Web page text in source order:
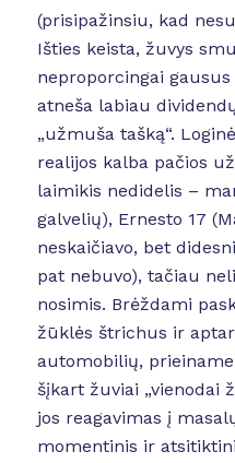
(prisipažinsiu, kad
Išties keista, žuvys
neproporcingai
atneša labiau
„užmuša tašką“.
realijos kalba pačios
laimikis nedidelis –
galvelių), Ernesto 17
neskaičiavo, bet
pat nebuvo), tačiau
nosimis. Brėždami
žūklės štrichus ir
automobilių,
šįkart žuviai „vienodai
jos reagavimas į
momentinis ir